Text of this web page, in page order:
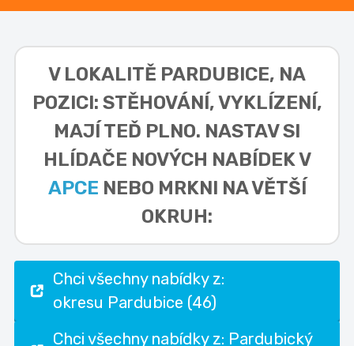
V LOKALITĚ PARDUBICE, NA
POZICI: STĚHOVÁNÍ, VYKLÍZENÍ,
MAJÍ TEĎ PLNO. NASTAV SI
HLÍDAČE NOVÝCH NABÍDEK V
APCE NEBO MRKNI NA VĚTŠÍ
OKRUH:
Chci všechny nabídky z:
okresu Pardubice (46)
Chci všechny nabídky z: Pardubický